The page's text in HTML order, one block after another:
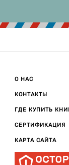
О НАС
КОНТАКТЫ
ГДЕ КУПИТЬ
СЕРТИФИКАЦИЯ
КАРТА САЙТА